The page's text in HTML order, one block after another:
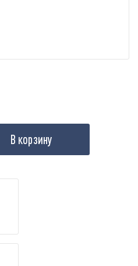
В корзину